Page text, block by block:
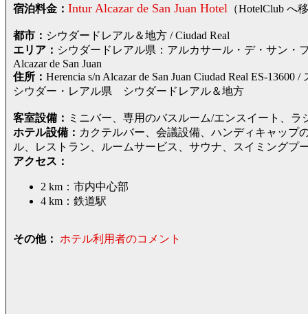
宿泊料金： Intur Alcazar de San Juan Hotel （HotelClub へ
都市： シウダードレアル＆地方 / Ciudad Real
エリア： シウダードレアル県：アルカサール・デ・サン・
Alcazar de San Juan
住所： Herencia s/n Alcazar de San Juan Ciudad Real ES-
シウダー・レアル県 シウダードレアル＆地方
客室設備： ミニバー、専用のバスルーム/エンスイート、ラ
ホテル設備： カクテルバー、会議設備、ハンディキャップ
ル、レストラン、ルームサービス、サウナ、スイミングプ
アクセス：
2 km：市内中心部
4 km：鉄道駅
その他： ホテル利用者のコメント